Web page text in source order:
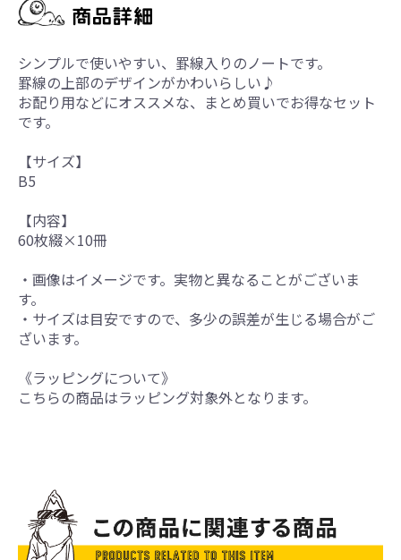
シンプルで使いやすい、罫線入りのノートです。
罫線の上部のデザインがかわいらしい♪
お配り用などにオススメな、まとめ買いでお得なセット
です。
【サイズ】
B5
【内容】
60枚綴×10冊
・画像はイメージです。実物と異なることがございま
す。
・サイズは目安ですので、多少の誤差が生じる場合がご
ざいます。
《ラッピングについて》
こちらの商品はラッピング対象外となります。